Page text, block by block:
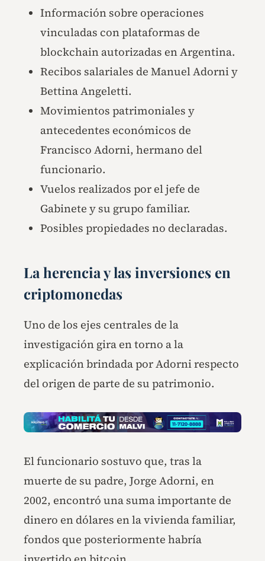
Información sobre operaciones
vinculadas con plataformas de
blockchain autorizadas en Argentina.
Recibos salariales de Manuel Adorni y
Bettina Angeletti.
Movimientos patrimoniales y
antecedentes económicos de
Francisco Adorni, hermano del
funcionario.
Vuelos realizados por el jefe de
Gabinete y su grupo familiar.
Posibles propiedades no declaradas.
La herencia y las inversiones en
criptomonedas
Uno de los ejes centrales de la
investigación gira en torno a la
explicación brindada por Adorni respecto
del origen de parte de su patrimonio.
El funcionario sostuvo que, tras la
muerte de su padre, Jorge Adorni, en
2002, encontró una suma importante de
dinero en dólares en la vivienda familiar,
fondos que posteriormente habría